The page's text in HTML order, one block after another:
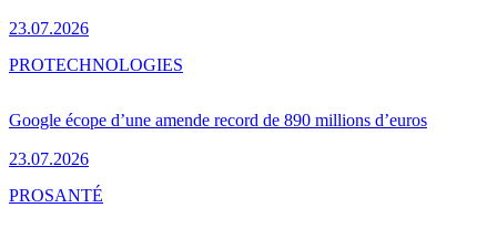
23.07.2026
Google écope d’une amende record de 890 millions d’euros
23.07.2026
PROTECHNOLOGIES
PROSANTÉ